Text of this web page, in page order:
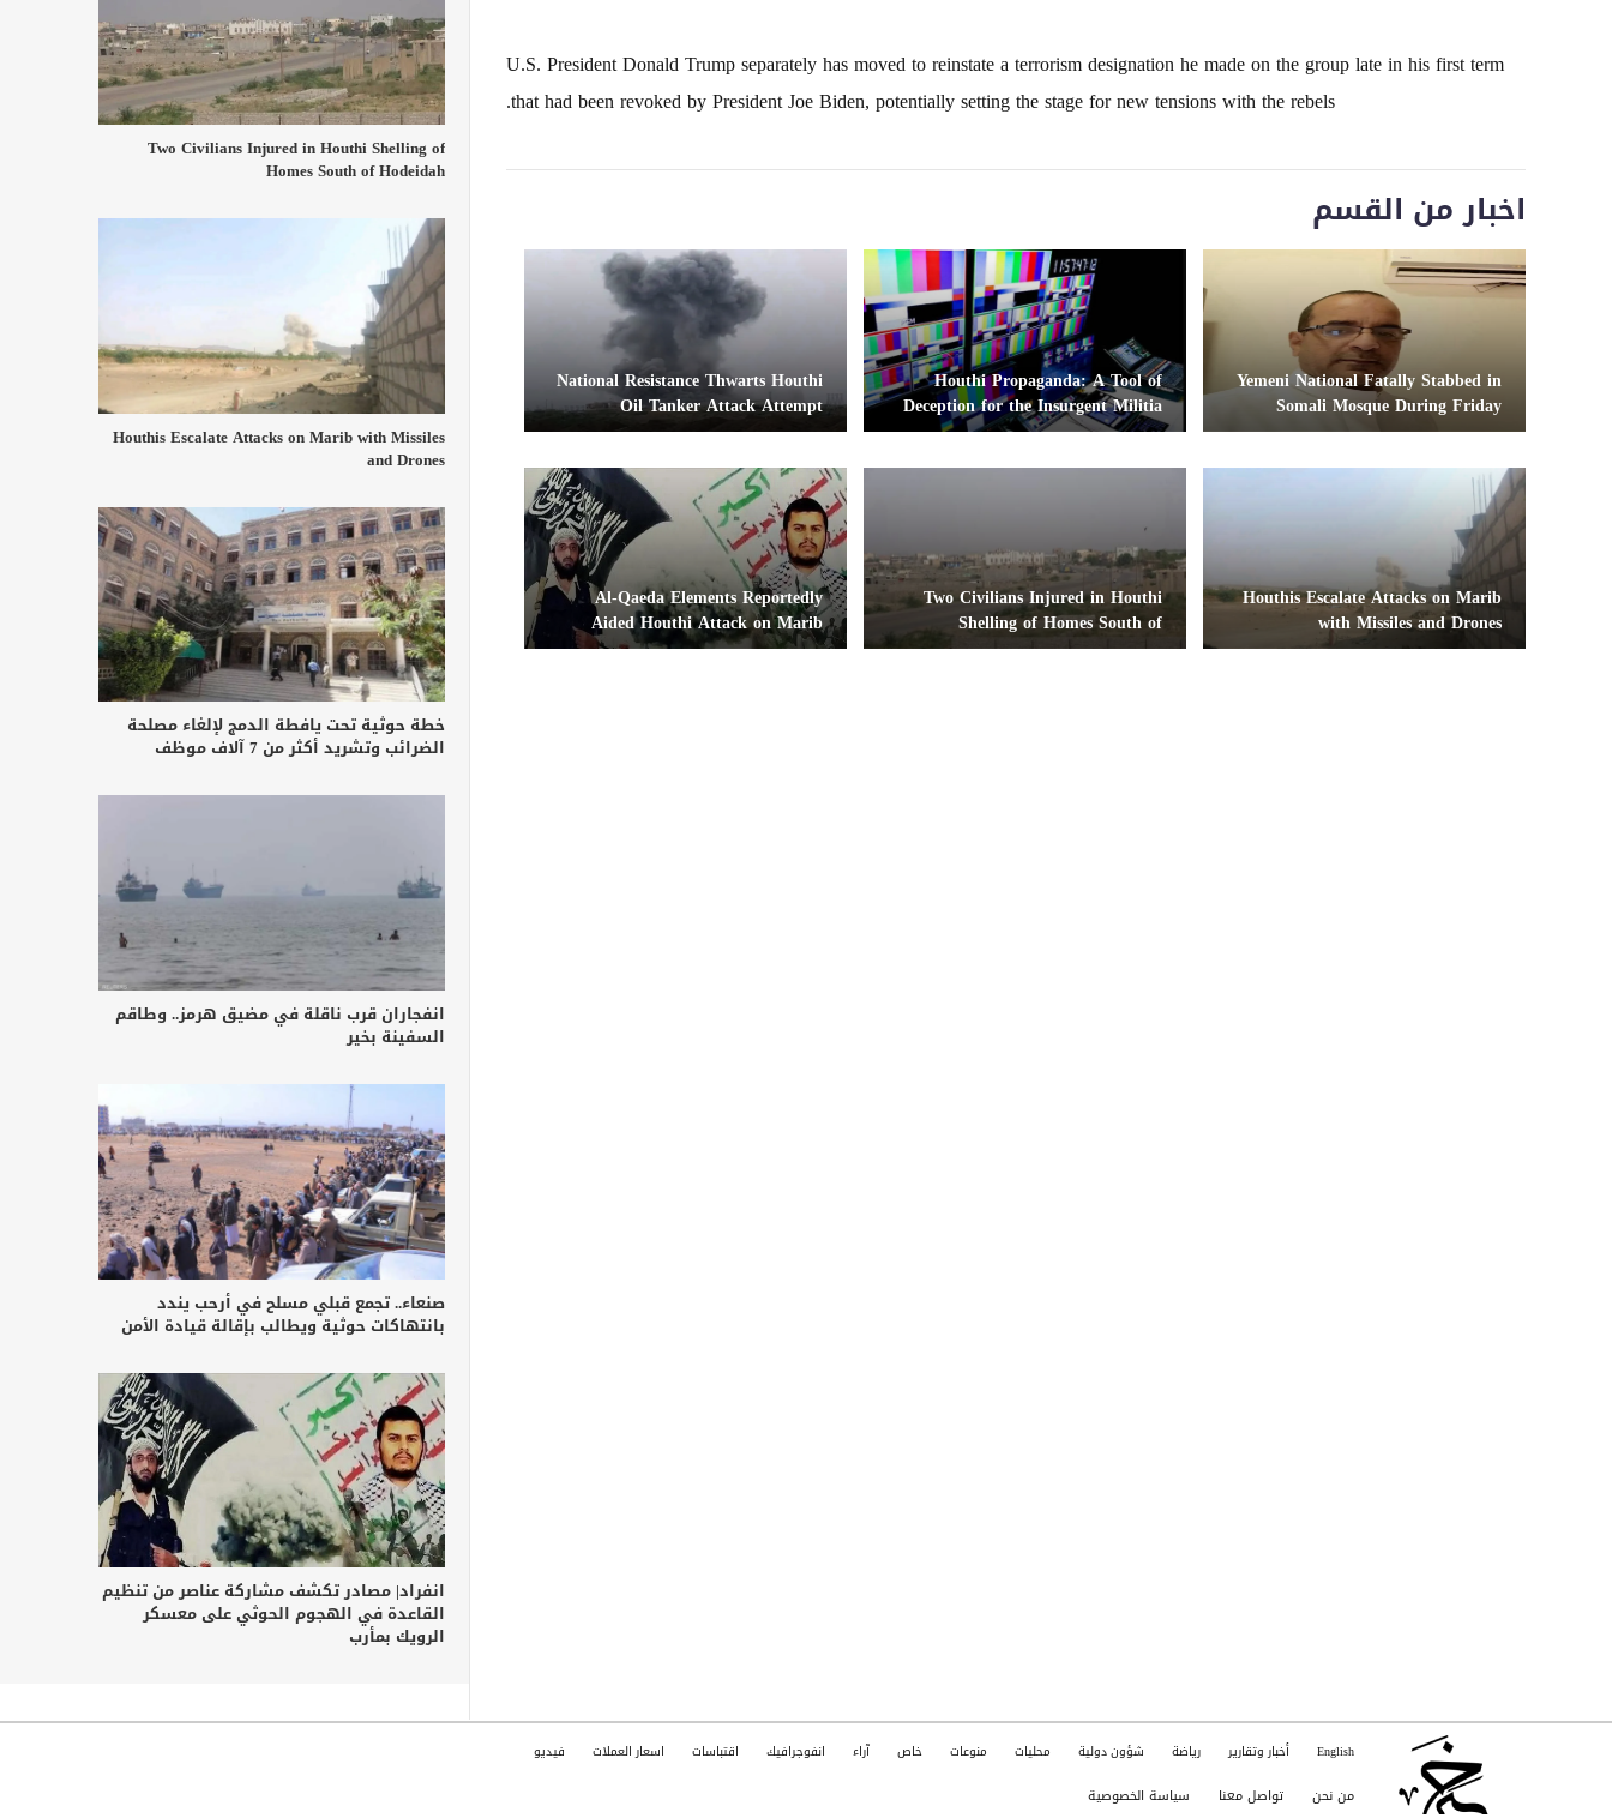
U.S. President Donald Trump separately has moved to reinstate a terrorism designation he made on the group late in his first term
that had been revoked by President Joe Biden, potentially setting the stage for new tensions with the rebels.
اخبار من القسم
Yemeni National Fatally Stabbed in
Somali Mosque During Friday
Prayers
Houthi Propaganda: A Tool of
Deception for the Insurgent Militia
National Resistance Thwarts Houthi
Oil Tanker Attack Attempt
Houthis Escalate Attacks on Marib
with Missiles and Drones
Two Civilians Injured in Houthi
Shelling of Homes South of
Hodeidah
Al-Qaeda Elements Reportedly
Aided Houthi Attack on Marib
Camp
Two Civilians Injured in Houthi Shelling of
Homes South of Hodeidah
Houthis Escalate Attacks on Marib with Missiles
and Drones
خطة حوثية تحت يافطة الدمج لإلغاء مصلحة
الضرائب وتشريد أكثر من 7 آلاف موظف
انفجاران قرب ناقلة في مضيق هرمز.. وطاقم
السفينة بخير
صنعاء.. تجمع قبلي مسلح في أرحب يندد
بانتهاكات حوثية ويطالب بإقالة قيادة الأمن
انفراد| مصادر تكشف مشاركة عناصر من تنظيم
القاعدة في الهجوم الحوثي على معسكر
الرويك بمأرب
English أخبار وتقارير رياضة شؤون دولية محليات منوعات خاص آراء انفوجرافيك اقتباسات اسعار العملات فيديو
من نحن تواصل معنا سياسة الخصوصية